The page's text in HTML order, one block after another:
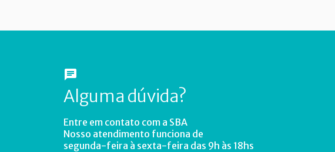
Alguma dúvida?
Entre em contato com a SBA
Nosso atendimento funciona de
segunda-feira à sexta-feira das 9h às 18hs